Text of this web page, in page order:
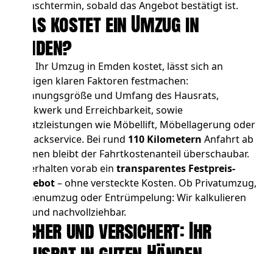
Wunschtermin, sobald das Angebot bestätigt ist.
Was kostet ein Umzug in
Emden?
Was Ihr Umzug in Emden kostet, lässt sich an
wenigen klaren Faktoren festmachen:
Wohnungsgröße und Umfang des Hausrats,
Stockwerk und Erreichbarkeit, sowie
Zusatzleistungen wie Möbellift, Möbellagerung oder
Einpackservice. Bei rund 110 Kilometern Anfahrt ab
Bremen bleibt der Fahrtkostenanteil überschaubar.
Sie erhalten vorab eintransparentes Festpreis-
Angebot– ohne versteckte Kosten. Ob Privatumzug,
Firmenumzug oder Entrümpelung: Wir kalkulieren
fair und nachvollziehbar.
Sicher und versichert: Ihr